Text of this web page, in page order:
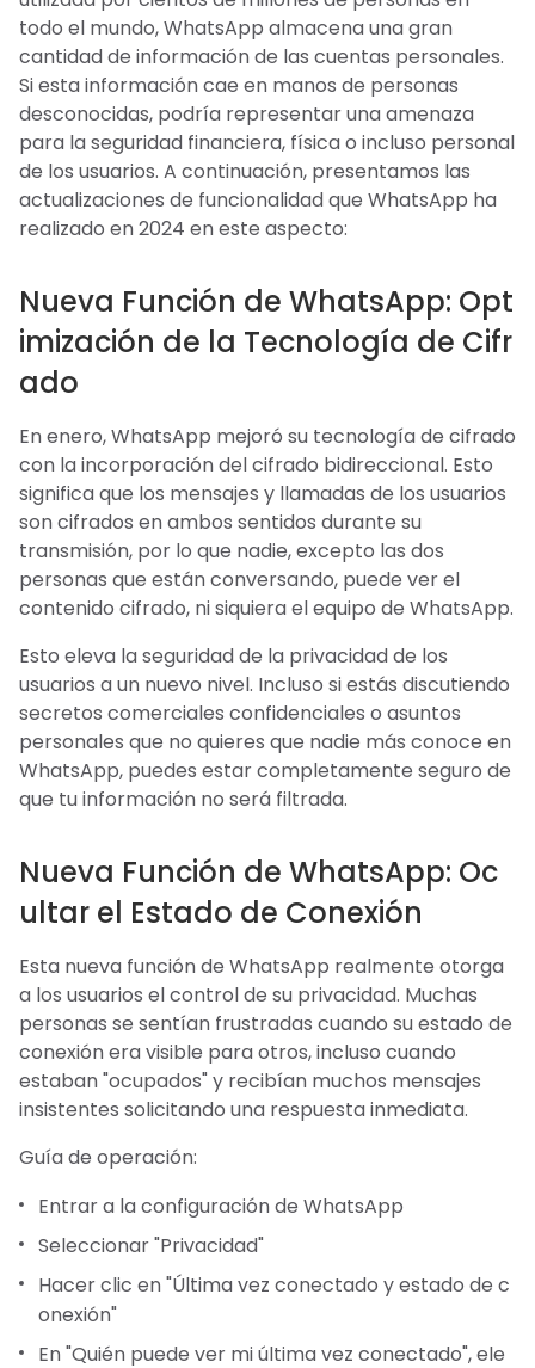
todo el mundo, WhatsApp almacena una gran
cantidad de información de las cuentas personales.
Si esta información cae en manos de personas
desconocidas, podría representar una amenaza
para la seguridad financiera, física o incluso personal
de los usuarios. A continuación, presentamos las
actualizaciones de funcionalidad que WhatsApp ha
realizado en 2024 en este aspecto:
Nueva Función de WhatsApp: Opt
imización de la Tecnología de Cifr
ado
En enero, WhatsApp mejoró su tecnología de cifrado
con la incorporación del cifrado bidireccional. Esto
significa que los mensajes y llamadas de los usuarios
son cifrados en ambos sentidos durante su
transmisión, por lo que nadie, excepto las dos
personas que están conversando, puede ver el
contenido cifrado, ni siquiera el equipo de WhatsApp.
Esto eleva la seguridad de la privacidad de los
usuarios a un nuevo nivel. Incluso si estás discutiendo
secretos comerciales confidenciales o asuntos
personales que no quieres que nadie más conoce en
WhatsApp, puedes estar completamente seguro de
que tu información no será filtrada.
Nueva Función de WhatsApp: Oc
ultar el Estado de Conexión
Esta nueva función de WhatsApp realmente otorga
a los usuarios el control de su privacidad. Muchas
personas se sentían frustradas cuando su estado de
conexión era visible para otros, incluso cuando
estaban "ocupados" y recibían muchos mensajes
insistentes solicitando una respuesta inmediata.
Guía de operación:
Entrar a la configuración de WhatsApp
Seleccionar "Privacidad"
Hacer clic en "Última vez conectado y estado de c
onexión"
En "Quién puede ver mi última vez conectado", ele